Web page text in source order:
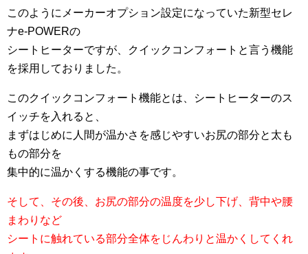
このようにメーカーオプション設定になっていた新型セレ
ナe-POWERの
シートヒーターですが、クイックコンフォートと言う機能
を採用しておりました。
このクイックコンフォート機能とは、シートヒーターのス
イッチを入れると、
まずはじめに人間が温かさを感じやすいお尻の部分と太も
もの部分を
集中的に温かくする機能の事です。
そして、その後、お尻の部分の温度を少し下げ、背中や腰
まわりなど
シートに触れている部分全体をじんわりと温かくしてくれ